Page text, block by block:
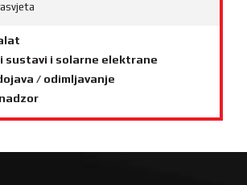
sustavi i solarne elektrane
/ odimljavanje